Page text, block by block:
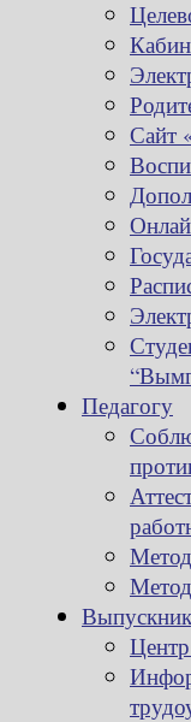
Сайт
Педагогу